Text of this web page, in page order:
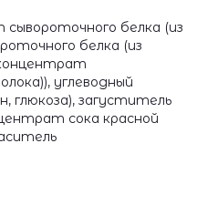
сывороточного белка (из
белка (из
углеводный
глюкоза), загуститель
сока красной